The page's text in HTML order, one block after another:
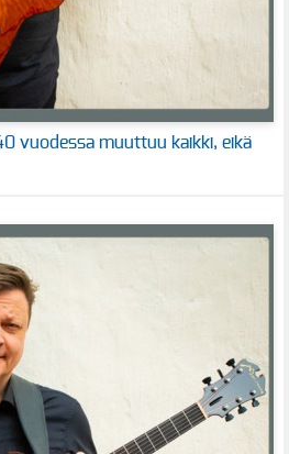
vuodessa muuttuu kaikki, eikä